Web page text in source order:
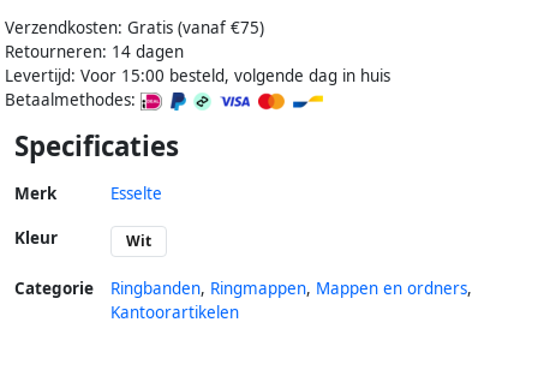
Verzendkosten: Gratis (vanaf €75)
Retourneren: 14 dagen
Levertijd: Voor 15:00 besteld, volgende dag in huis
Betaalmethodes:
Specificaties
Merk Esselte
Kleur Wit
Categorie Ringbanden, Ringmappen, Mappen en ordners,
Kantoorartikelen